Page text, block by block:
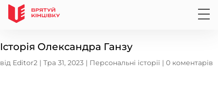
Історія Олександра Ганзу
від Editor2 | Тра 31, 2023 | Персональні історії | 0 коментарів